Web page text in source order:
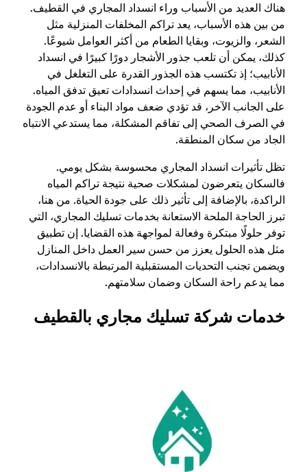
هناك العديد من الأسباب وراء انسداد المجاري في القطيف.
من بين هذه الأسباب، يعد تراكم المخلفات المنزلية مثل
الشعر، والزيوت، وبقايا الطعام من أكثر العوامل شيوعًا.
كذلك، يمكن أن تلعب جذور الأشجار دورًا كبيرًا في انسداد
الأنابيب؛ إذ تكتسب هذه الجذور القدرة على التغلغل في
الأنابيب، مما يسهم في إحداث انسدادات تعيق تدفق المياه.
على الجانب الآخر، قد تؤدي ضعف مواد البناء أو عدم الجودة
في الصرف الصحي إلى تفاقم المشكلة، مما يستدعي الانتباه
الجاد من سكان المنطقة.
تظل تأثيرات انسداد المجاري محسوسة بشكل يومي.
فالسكان يتعرضون لمشكلات صحية نتيجة تراكم المياه
الراكدة، بالإضافة إلى تأثير ذلك على جودة الحياة. من هنا،
تبرز الحاجة الملحة الاستعانة بخدمات تسليك المجاري، التي
توفر حلولًا مبتكرة وفعالة لمواجهة هذه القضايا. إن تطبيق
مثل هذه الحلول يعزز من حسن سير العمل داخل المنازل
ويضمن تجنب التحديات المستقبلية المرتبطة بالانسدادات،
مما يدعم راحة السكان وضمان سلامتهم.
خدمات شركة تسليك مجاري بالقطيف